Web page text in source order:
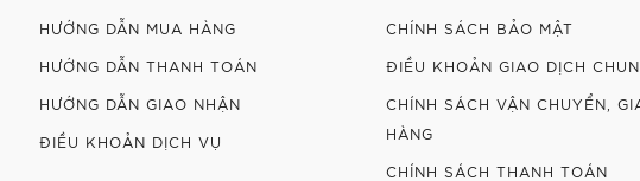
HƯỚNG DẪN MUA HÀNG
HƯỚNG DẪN THANH TOÁN
HƯỚNG DẪN GIAO NHẬN
ĐIỀU KHOẢN DỊCH VỤ
CHÍNH SÁCH BẢO MẬT
ĐIỀU KHOẢN GIAO DỊCH
CHÍNH SÁCH VẬN CHUYỂN,
HÀNG
CHÍNH SÁCH THANH TOÁN